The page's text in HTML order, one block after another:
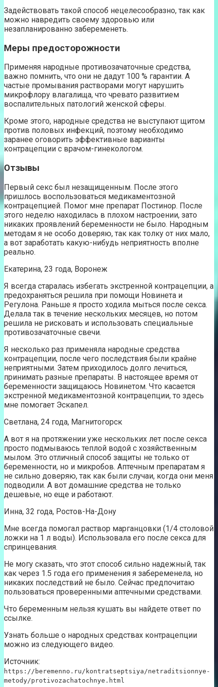
Задействовать такой способ нецелесообразно, так как
можно навредить своему здоровью или
незапланированно забеременеть.
Меры предосторожности
Применяя народные противозачаточные средства,
важно помнить, что они не дадут 100 % гарантии. А
частые промывания растворами могут нарушить
микрофлору влагалища, что чревато развитием
воспалительных патологий женской сферы.
Кроме этого, народные средства не выступают щитом
против половых инфекций, поэтому необходимо
заранее оговорить эффективные варианты
контрацепции с врачом-гинекологом.
Отзывы
Первый секс был незащищенным. После этого
пришлось воспользоваться медикаментозной
контрацепцией. Помог мне препарат Постинор. После
этого неделю находилась в плохом настроении, зато
никаких проявлений беременности не было. Народным
методам я не особо доверяю, так как толку от них мало,
а вот заработать какую-нибудь неприятность вполне
реально.
Екатерина, 23 года, Воронеж
Я всегда старалась избегать экстренной контрацепции, а
предохраняться решила при помощи Новинета и
Регулона. Раньше я просто ходила мыться после секса.
Делала так в течение нескольких месяцев, но потом
решила не рисковать и использовать специальные
противозачаточные свечи.
Я несколько раз применяла народные средства
контрацепции, после чего последствия были крайне
неприятными. Затем приходилось долго лечиться,
принимать разные препараты. В настоящее время от
беременности защищаюсь Новинетом. Что касается
экстренной медикаментозной контрацепции, то здесь
мне помогает Эскапел.
Светлана, 24 года, Магнитогорск
А вот я на протяжении уже нескольких лет после секса
просто подмываюсь теплой водой с хозяйственным
мылом. Это отличный способ защиты не только от
беременности, но и микробов. Аптечным препаратам я
не сильно доверяю, так как были случаи, когда они меня
подводили. А вот домашние средства не только
дешевые, но еще и работают.
Инна, 32 года, Ростов-На-Дону
Мне всегда помогал раствор марганцовки (1/4 столовой
ложки на 1 л воды). Использовала его после секса для
спринцевания.
Не могу сказать, что этот способ сильно надежный, так
как через 1.5 года его применения я забеременела, но
никаких последствий не было. Сейчас предпочитаю
пользоваться проверенными аптечными средствами.
Что беременным нельзя кушать вы найдете ответ по
ссылке.
Узнать больше о народных средствах контрацепции
можно из следующего видео.
Источник:
https://beremenno.ru/kontratseptsiya/netraditsionnye-
metody/protivozachatochnye.html